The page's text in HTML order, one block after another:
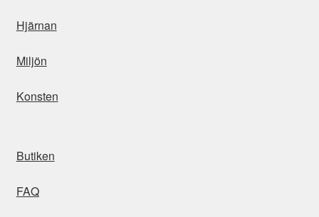
Hjärnan
Miljön
Konsten
Butiken
FAQ